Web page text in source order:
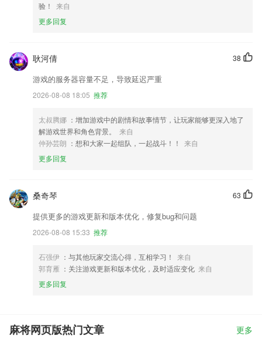
验！
来自
更多回复
38
耿河倩
游戏的服务器容量不足，导致延迟严重
2026-08-08 18:05 推荐
太叔腾娜 ：增加游戏中的剧情和故事情节，让玩家能够更深入地了
解游戏世界和角色背景。
来自
仲孙芸朗 ：想和大家一起组队，一起战斗！！
来自
更多回复
63
桑奇琴
提供更多的游戏更新和版本优化，修复bug和问题
2026-08-08 15:33 推荐
石强伊 ：与其他玩家交流心得，互相学习！
来自
郭育雁 ：关注游戏更新和版本优化，及时适应变化 来自
更多回复
麻将网页版热门文章 更多